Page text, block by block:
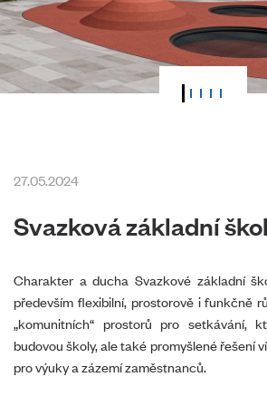
27.05.2024
Svazková základní
Charakter a ducha Svazkové základní
především flexibilní, prostorově i funkčně
„komunitních“ prostorů pro setkávání,
budovou školy, ale také promyšlené řešení
pro výuky a zázemí zaměstnanců.